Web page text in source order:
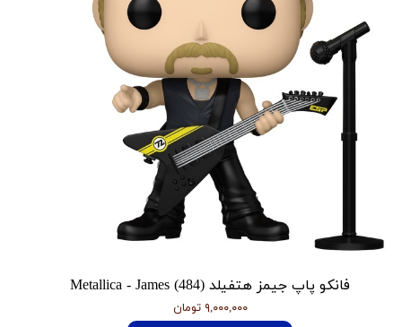
فانکو پاپ جیمز هتفیلد Metallica - James (484)
۹,۰۰۰,۰۰۰ تومان